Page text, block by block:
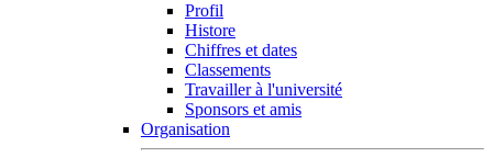
Profil
Histore
Chiffres et dates
Classements
Travailler à l'université
Sponsors et amis
Organisation